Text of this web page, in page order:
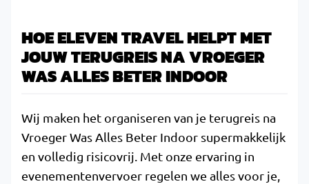
HOE ELEVEN TRAVEL HELPT MET
JOUW TERUGREIS NA VROEGER
WAS ALLES BETER INDOOR
Wij maken het organiseren van je terugreis na
Vroeger Was Alles Beter Indoor supermakkelijk
en volledig risicovrij. Met onze ervaring in
evenementenvervoer regelen we alles voor je,